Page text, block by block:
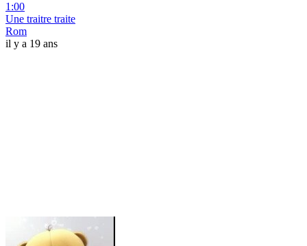
1:00
Une traitre traite
Rom
il y a 19 ans